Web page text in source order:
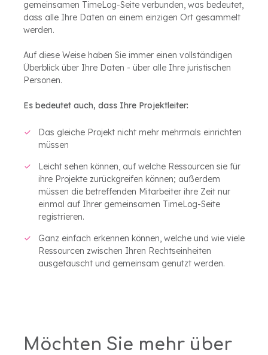
gemeinsamen TimeLog-Seite verbunden, was bedeutet,
dass alle Ihre Daten an einem einzigen Ort gesammelt
werden.
Auf diese Weise haben Sie immer einen vollständigen
Überblick über Ihre Daten - über alle Ihre juristischen
Personen.
Es bedeutet auch, dass Ihre Projektleiter:
Das gleiche Projekt nicht mehr mehrmals einrichten
müssen
Leicht sehen können, auf welche Ressourcen sie für
ihre Projekte zurückgreifen können; außerdem
müssen die betreffenden Mitarbeiter ihre Zeit nur
einmal auf Ihrer gemeinsamen TimeLog-Seite
registrieren.
Ganz einfach erkennen können, welche und wie viele
Ressourcen zwischen Ihren Rechtseinheiten
ausgetauscht und gemeinsam genutzt werden.
Möchten Sie mehr über